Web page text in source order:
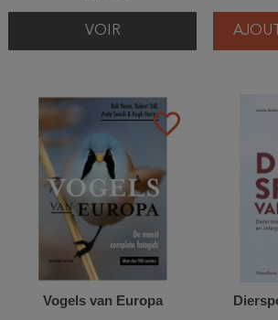
VOIR
favorite_border
Vogels van Europa